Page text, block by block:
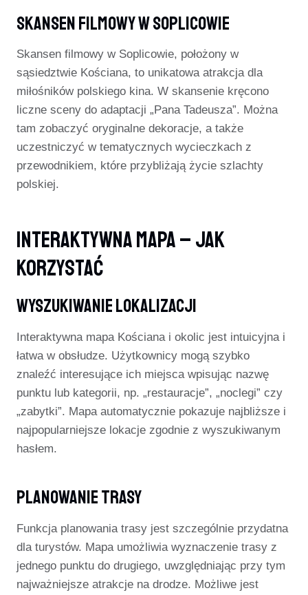
Skansen Filmowy W Soplicowie
Skansen filmowy w Soplicowie, położony w
sąsiedztwie Kościana, to unikatowa atrakcja dla
miłośników polskiego kina. W skansenie kręcono
liczne sceny do adaptacji „Pana Tadeusza”. Można
tam zobaczyć oryginalne dekoracje, a także
uczestniczyć w tematycznych wycieczkach z
przewodnikiem, które przybliżają życie szlachty
polskiej.
Interaktywna Mapa – Jak
Korzystać
Wyszukiwanie Lokalizacji
Interaktywna mapa Kościana i okolic jest intuicyjna i
łatwa w obsłudze. Użytkownicy mogą szybko
znaleźć interesujące ich miejsca wpisując nazwę
punktu lub kategorii, np. „restauracje”, „noclegi” czy
„zabytki”. Mapa automatycznie pokazuje najbliższe i
najpopularniejsze lokacje zgodnie z wyszukiwanym
hasłem.
Planowanie Trasy
Funkcja planowania trasy jest szczególnie przydatna
dla turystów. Mapa umożliwia wyznaczenie trasy z
jednego punktu do drugiego, uwzględniając przy tym
najważniejsze atrakcje na drodze. Możliwe jest